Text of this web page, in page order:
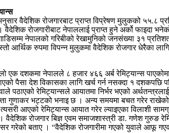
वैदेशिक रोजगारबाट प्राप्त विप्रेषण मुलुकको
वैदेशिक रोजगारीबाट नेपाललाई प्राप्त हुने अर्को फाइदा
नेपालको गरिबीको रेखामुनिको जनसंख्या ३१
आर्थिक रुपमा विपन्न मुलुकमा वैदेशिक रोजगार धेरैका
एक दशकमा नेपालले ८ हजार ४६६ अर्ब रेमिट्यान्स
पैसा देश विकासका लागि खर्च गर्न नसक्दा १
पठाएको रेमिट्यान्सले आयातमा निर्भर भएको
गुणाकर भट्टको भनाइ छ । अन्य समयमा बचत गरेर
आएको रेमिट्यान्स आयात गरेर ल्याइएका विलाशी
वैदेशिक रोजगार बिज्ञ एवम समाजशास्त्री डा. गणेश गुरुङ
गरेको बताए । “वैदेशिक रोजगारीमा गएको युवाले आफू